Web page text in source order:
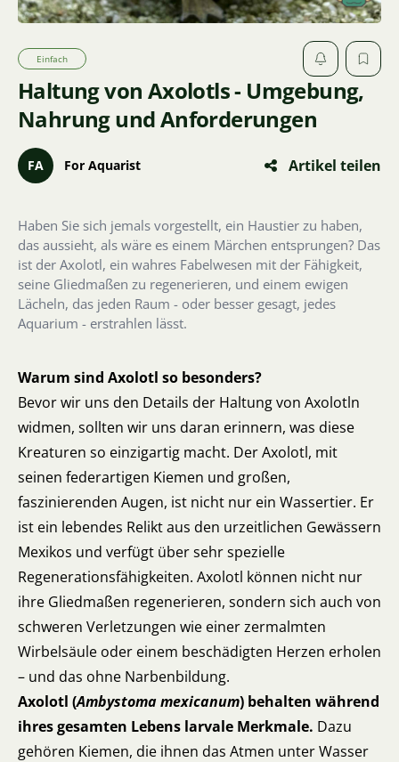
Haltung von Axolotls - Umgebung,
Nahrung und Anforderungen
Einfach
FA For Aquarist Artikel teilen
Haben Sie sich jemals vorgestellt, ein Haustier zu haben,
das aussieht, als wäre es einem Märchen entsprungen? Das
ist der Axolotl, ein wahres Fabelwesen mit der Fähigkeit,
seine Gliedmaßen zu regenerieren, und einem ewigen
Lächeln, das jeden Raum - oder besser gesagt, jedes
Aquarium - erstrahlen lässt.
Warum sind Axolotl so besonders?
Bevor wir uns den Details der Haltung von Axolotln
widmen, sollten wir uns daran erinnern, was diese
Kreaturen so einzigartig macht. Der Axolotl, mit
seinen federartigen Kiemen und großen,
faszinierenden Augen, ist nicht nur ein Wassertier. Er
ist ein lebendes Relikt aus den urzeitlichen Gewässern
Mexikos und verfügt über sehr spezielle
Regenerationsfähigkeiten. Axolotl können nicht nur
ihre Gliedmaßen regenerieren, sondern sich auch von
schweren Verletzungen wie einer zermalmten
Wirbelsäule oder einem beschädigten Herzen erholen
– und das ohne Narbenbildung.
Axolotl (Ambystoma mexicanum) behalten während
ihres gesamten Lebens larvale Merkmale. Dazu
gehören Kiemen, die ihnen das Atmen unter Wasser